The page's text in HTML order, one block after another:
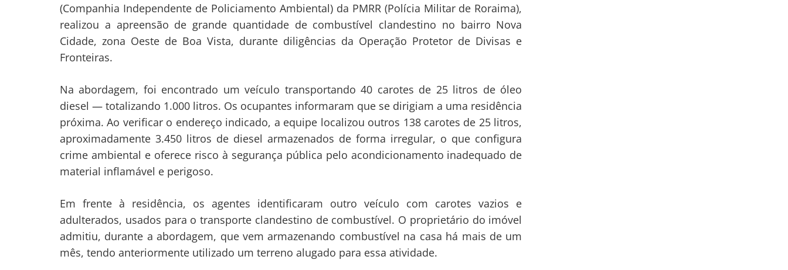
(Companhia Independente de Policiamento Ambiental) da PMRR (Polícia Militar de Roraima),
realizou a apreensão de grande quantidade de combustível clandestino no bairro Nova
Cidade, zona Oeste de Boa Vista, durante diligências da Operação Protetor de Divisas e
Fronteiras.
Na abordagem, foi encontrado um veículo transportando 40 carotes de 25 litros de óleo
diesel — totalizando 1.000 litros. Os ocupantes informaram que se dirigiam a uma residência
próxima. Ao verificar o endereço indicado, a equipe localizou outros 138 carotes de 25 litros,
aproximadamente 3.450 litros de diesel armazenados de forma irregular, o que configura
crime ambiental e oferece risco à segurança pública pelo acondicionamento inadequado de
material inflamável e perigoso.
Em frente à residência, os agentes identificaram outro veículo com carotes vazios e
adulterados, usados para o transporte clandestino de combustível. O proprietário do imóvel
admitiu, durante a abordagem, que vem armazenando combustível na casa há mais de um
mês, tendo anteriormente utilizado um terreno alugado para essa atividade.